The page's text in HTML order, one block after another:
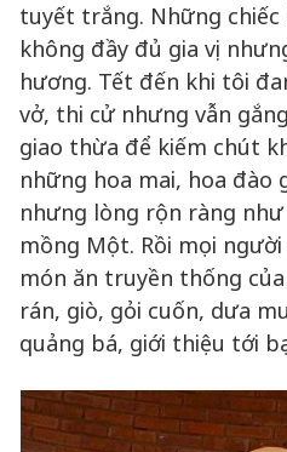
tuyết trắng. Những chiếc
không đầy đủ gia vị
hương. Tết đến khi tôi
vở, thi cử nhưng vẫn
giao thừa để kiếm chút
những hoa mai, hoa đào
nhưng lòng rộn ràng
mồng Một. Rồi mọi
món ăn truyền thống
rán, giò, gỏi cuốn, dưa
quảng bá, giới thiệu tới